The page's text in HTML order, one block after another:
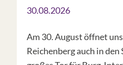
30.08.2026
Am 30. August öffnet
Reichenberg auch in